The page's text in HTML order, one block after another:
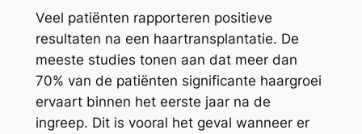
Veel patiënten rapporteren positieve
resultaten na een haartransplantatie. De
meeste studies tonen aan dat meer dan
70% van de patiënten significante haargroei
ervaart binnen het eerste jaar na de
ingreep. Dit is vooral het geval wanneer er